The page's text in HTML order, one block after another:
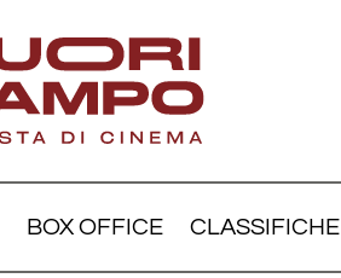
BOX OFFICE CLASSIFICHE